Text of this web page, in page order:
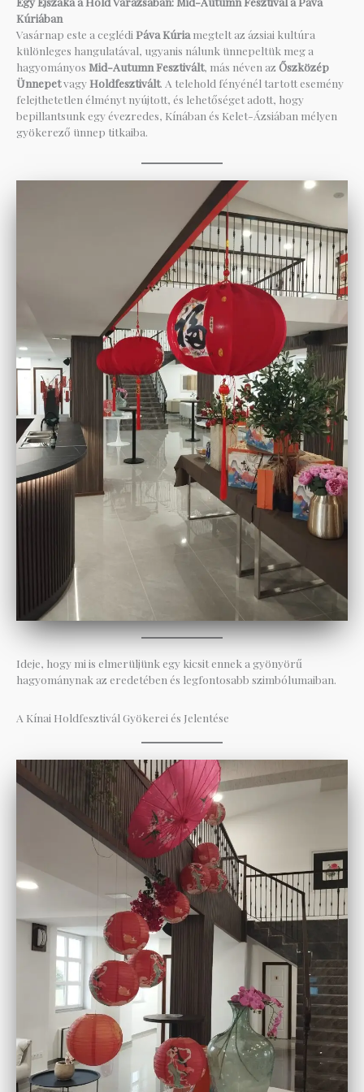
Kúriában
Vasárnap este a ceglédi Páva Kúria megtelt az ázsiai kultúra
különleges hangulatával, ugyanis nálunk ünnepeltük meg a
hagyományos Mid-Autumn Fesztivált, más néven az Őszközép
ÜnnepetvagyHoldfesztivált. A telehold fényénél tartott esemény
felejthetetlen élményt nyújtott, és lehetőséget adott, hogy
bepillantsunk egy évezredes, Kínában és Kelet-Ázsiában mélyen
gyökerező ünnep titkaiba.
Ideje, hogy mi is elmerüljünk egy kicsit ennek a gyönyörű
hagyománynak az eredetében és legfontosabb szimbólumaiban.
A Kínai Holdfesztivál Gyökerei és Jelentése